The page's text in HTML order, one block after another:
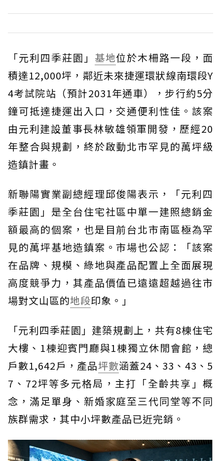
「元利四季莊園」 基地位於木柵路一段，面
積達12,000坪，鄰近未來捷運環狀線南環段Y
4考試院站（預計2031年通車），步行約5分
鐘可抵達捷運出入口，交通便利性佳。該案
由元利建設董事長林敏雄領軍開發，歷經20
年整合與規劃，終於啟動北市罕見的萬坪級
造鎮計畫。
新聯陽實業副總經理邱俊陽表示，「元利四
季莊園」是全台住宅社區中單一建照總銷金
額最高的個案，也是目前台北市南區極為罕
見的萬坪基地造鎮案。市場也公認：「該案
在品牌、規模、綠地與產品配置上全面展現
高度競爭力，其產品價值已遠遠超越過往市
場對文山區的地段印象。」
「元利四季莊園」建築規劃上，共有8棟住宅
大樓、1棟迎賓門廳與1棟獨立休閒會館，總
戶數1,642戶，產品坪數涵蓋24、33、43、5
7、72坪等多元格局，主打「全齡共享」概
念，滿足單身、新婚家庭至三代同堂等不同
族群需求，其中小坪數產品已近完銷。